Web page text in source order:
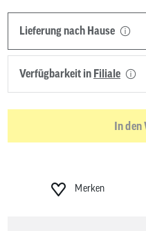
Lieferung nach Hause
Verfügbarkeit in Filiale
In den
Merken